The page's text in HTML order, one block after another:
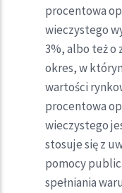
procentowa
wieczystego
3%, albo też o
okres, w
wartości
procentowa
wieczystego
stosuje się z
pomocy
spełniania